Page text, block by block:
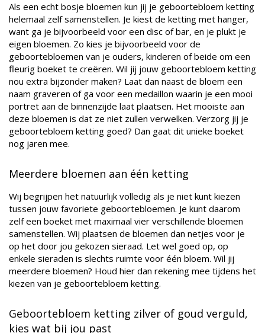
Als een echt bosje bloemen kun jij je geboortebloem ketting
helemaal zelf samenstellen. Je kiest de ketting met hanger,
want ga je bijvoorbeeld voor een disc of bar, en je plukt je
eigen bloemen. Zo kies je bijvoorbeeld voor de
geboortebloemen van je ouders, kinderen of beide om een
fleurig boeket te creëren. Wil jij jouw geboortebloem ketting
nou extra bijzonder maken? Laat dan naast de bloem een
naam graveren of ga voor een medaillon waarin je een mooi
portret aan de binnenzijde laat plaatsen. Het mooiste aan
deze bloemen is dat ze niet zullen verwelken. Verzorg jij je
geboortebloem ketting goed? Dan gaat dit unieke boeket
nog jaren mee.
Meerdere bloemen aan één ketting
Wij begrijpen het natuurlijk volledig als je niet kunt kiezen
tussen jouw favoriete geboortebloemen. Je kunt daarom
zelf een boeket met maximaal vier verschillende bloemen
samenstellen. Wij plaatsen de bloemen dan netjes voor je
op het door jou gekozen sieraad. Let wel goed op, op
enkele sieraden is slechts ruimte voor één bloem. Wil jij
meerdere bloemen? Houd hier dan rekening mee tijdens het
kiezen van je geboortebloem ketting.
Geboortebloem ketting zilver of goud verguld,
kies wat bij jou past